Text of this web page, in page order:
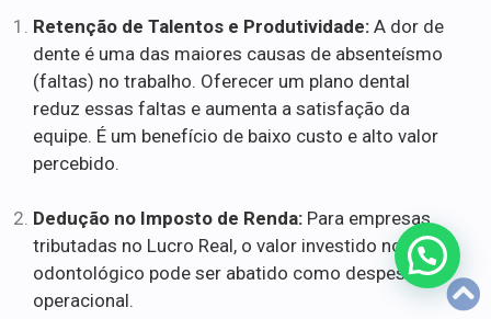
Retenção de Talentos e Produtividade: A dor de
dente é uma das maiores causas de absenteísmo
(faltas) no trabalho. Oferecer um plano dental
reduz essas faltas e aumenta a satisfação da
equipe. É um benefício de baixo custo e alto valor
percebido.
Dedução no Imposto de Renda: Para empresas
tributadas no Lucro Real, o valor investido no plano
odontológico pode ser abatido como despesa
operacional.